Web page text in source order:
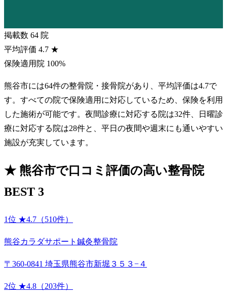
掲載数 64 院
平均評価 4.7 ★
保険適用院 100%
熊谷市には64件の整骨院・接骨院があり、平均評価は4.7で
す。すべての院で保険適用に対応しているため、保険を利用
した施術が可能です。夜間診療に対応する院は32件、日曜診
療に対応する院は28件と、平日の夜間や週末にも通いやすい
施設が充実しています。
★熊谷市で口コミ評価の高い整骨院
BEST 3
1位 ★4.7（510件）
熊谷カラダサポート鍼灸整骨院
〒360-0841 埼玉県熊谷市新堀３５３−４
2位 ★4.8（203件）